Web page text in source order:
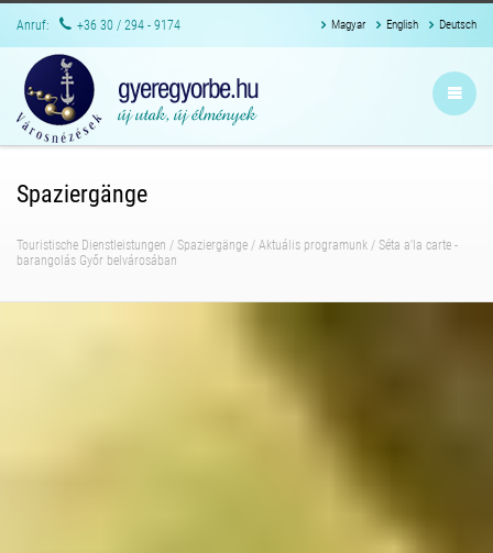
Anruf: +36 30 / 294 - 9174 Magyar English Deutsch
Spaziergänge
Touristische Dienstleistungen / Spaziergänge / Aktuális programunk / Séta a'la carte -
barangolás Győr belvárosában